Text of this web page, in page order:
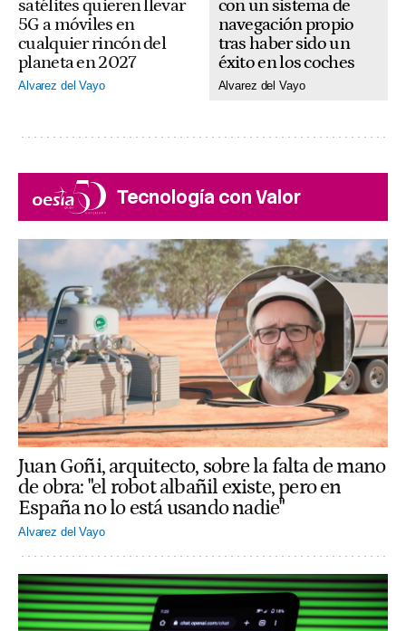
satélites quieren llevar
5G a móviles en
cualquier rincón del
planeta en 2027
Alvarez del Vayo
con un sistema de
navegación propio
tras haber sido un
éxito en los coches
Alvarez del Vayo
Tecnología con Valor
Juan Goñi, arquitecto, sobre la falta de mano
de obra: "el robot albañil existe, pero en
España no lo está usando nadie"
Alvarez del Vayo